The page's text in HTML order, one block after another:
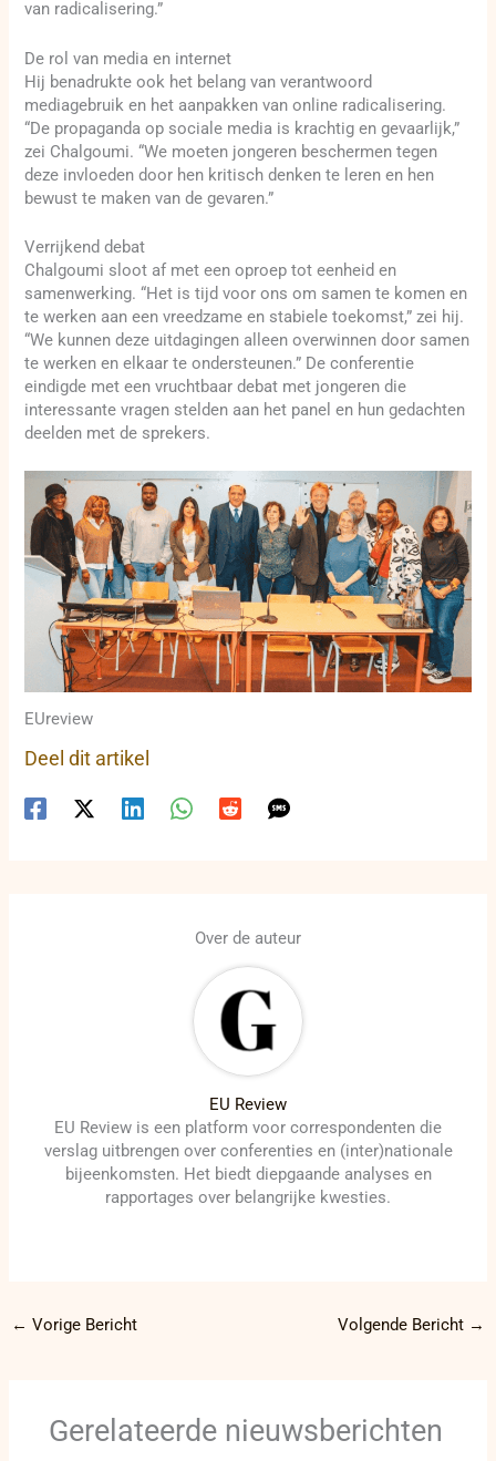
van radicalisering.”
De rol van media en internet
Hij benadrukte ook het belang van verantwoord
mediagebruik en het aanpakken van online radicalisering.
“De propaganda op sociale media is krachtig en gevaarlijk,”
zei Chalgoumi. “We moeten jongeren beschermen tegen
deze invloeden door hen kritisch denken te leren en hen
bewust te maken van de gevaren.”
Verrijkend debat
Chalgoumi sloot af met een oproep tot eenheid en
samenwerking. “Het is tijd voor ons om samen te komen en
te werken aan een vreedzame en stabiele toekomst,” zei hij.
“We kunnen deze uitdagingen alleen overwinnen door samen
te werken en elkaar te ondersteunen.” De conferentie
eindigde met een vruchtbaar debat met jongeren die
interessante vragen stelden aan het panel en hun gedachten
deelden met de sprekers.
EUreview
Deel dit artikel
Over de auteur
EU Review
EU Review is een platform voor correspondenten die
verslag uitbrengen over conferenties en (inter)nationale
bijeenkomsten. Het biedt diepgaande analyses en
rapportages over belangrijke kwesties.
← Vorige Bericht Volgende Bericht →
Gerelateerde nieuwsberichten